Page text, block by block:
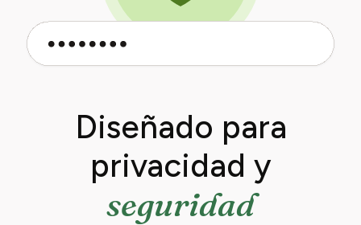
Diseñado para
privacidad y
seguridad